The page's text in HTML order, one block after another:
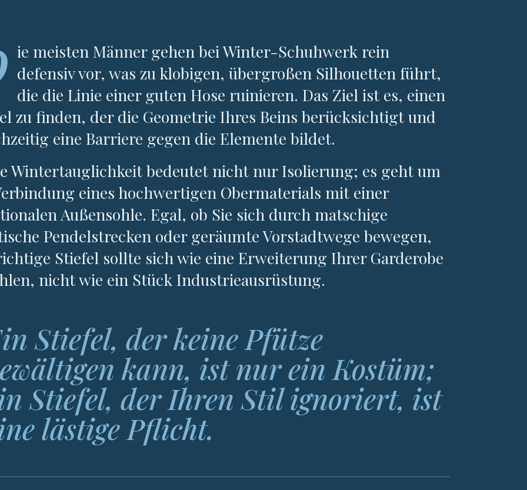
ie meisten Männer gehen bei Winter-Schuhwerk rein
defensiv vor, was zu klobigen, übergroßen Silhouetten führt,
die die Linie einer guten Hose ruinieren. Das Ziel ist es, einen
zu finden, der die Geometrie Ihres Beins berücksichtigt und
eine Barriere gegen die Elemente bildet.
Wintertauglichkeit bedeutet nicht nur Isolierung; es geht um
eines hochwertigen Obermaterials mit einer
Außensohle. Egal, ob Sie sich durch matschige
Pendelstrecken oder geräumte Vorstadtwege bewegen,
Stiefel sollte sich wie eine Erweiterung Ihrer Garderobe
nicht wie ein Stück Industrieausrüstung.
Stiefel, der keine Pfütze
kann, ist nur ein Kostüm;
Stiefel, der Ihren Stil ignoriert, ist
lästige Pflicht.